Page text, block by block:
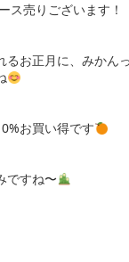
ス売りございます！
るお正月に、みかん
お買い得です
ですね〜